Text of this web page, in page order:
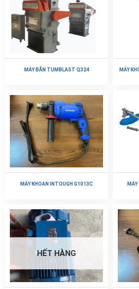
MÁY BẮN TUMBLAST Q324 MÁY
MÁY KHOAN INTOUGH G1013C
HẾT HÀNG